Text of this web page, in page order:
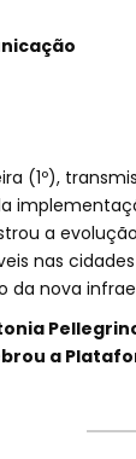
(1º),
a
nas
da nova
a